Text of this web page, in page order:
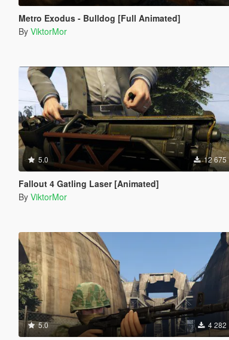
Metro Exodus - Bulldog [Full Animated]
By ViktorMor
5.0 12 675
Fallout 4 Gatling Laser [Animated]
By ViktorMor
5.0 4 282